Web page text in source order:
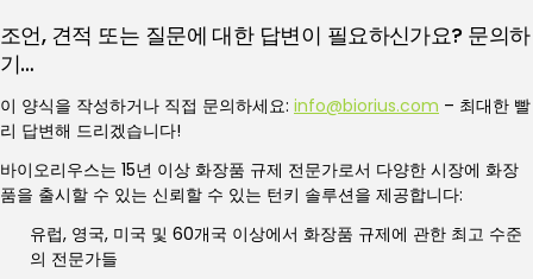
조언, 견적 또는 질문에 대한 답변이 필요하신가요? 문의하
기…
이 양식을 작성하거나 직접 문의하세요: info@biorius.com – 최대한 빨
리 답변해 드리겠습니다!
바이오리우스는 15년 이상 화장품 규제 전문가로서 다양한 시장에 화장
품을 출시할 수 있는 신뢰할 수 있는 턴키 솔루션을 제공합니다:
유럽, 영국, 미국 및 60개국 이상에서 화장품 규제에 관한 최고 수준
의 전문가들